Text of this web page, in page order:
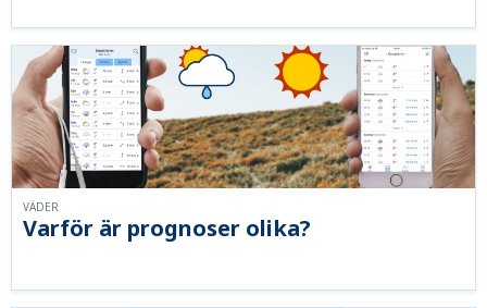
Varför är prognoser olika?
VÄDER